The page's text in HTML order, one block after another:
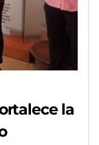
la